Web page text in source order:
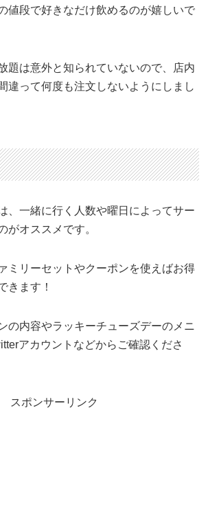
値段で好きなだけ飲めるのが嬉しいで
題は意外と知られていないので、店内
違って何度も注文しないようにしまし
、一緒に行く人数や曜日によってサー
がオススメです。
ミリーセットやクーポンを使えばお得
きます！
の内容やラッキーチューズデーのメニ
アカウントなどからご確認くださ
スポンサーリンク